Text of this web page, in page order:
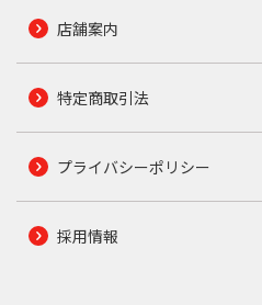
店舗案内
特定商取引法
プライバシーポリシー
採用情報